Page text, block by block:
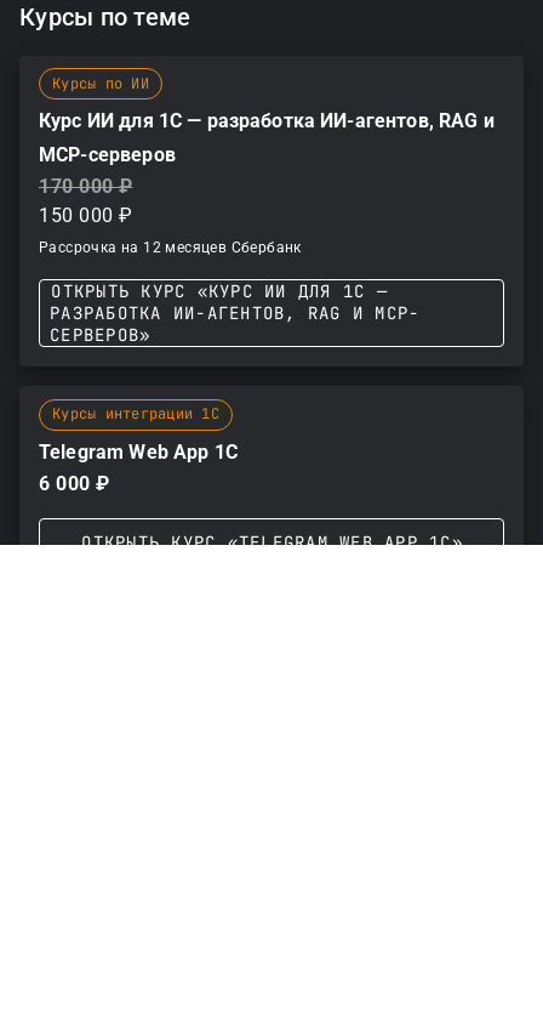
Курсы по теме
Курсы по ИИ
Курс ИИ для 1С — разработка ИИ-агентов, RAG и
MCP-серверов
170 000 ₽
150 000 ₽
Рассрочка на 12 месяцев Сбербанк
ОТКРЫТЬ КУРС «КУРС ИИ ДЛЯ 1С —
РАЗРАБОТКА ИИ-АГЕНТОВ, RAG И MCP-
СЕРВЕРОВ»
Курсы интеграции 1С
Telegram Web App 1С
6 000 ₽
ОТКРЫТЬ КУРС «TELEGRAM WEB APP 1С»